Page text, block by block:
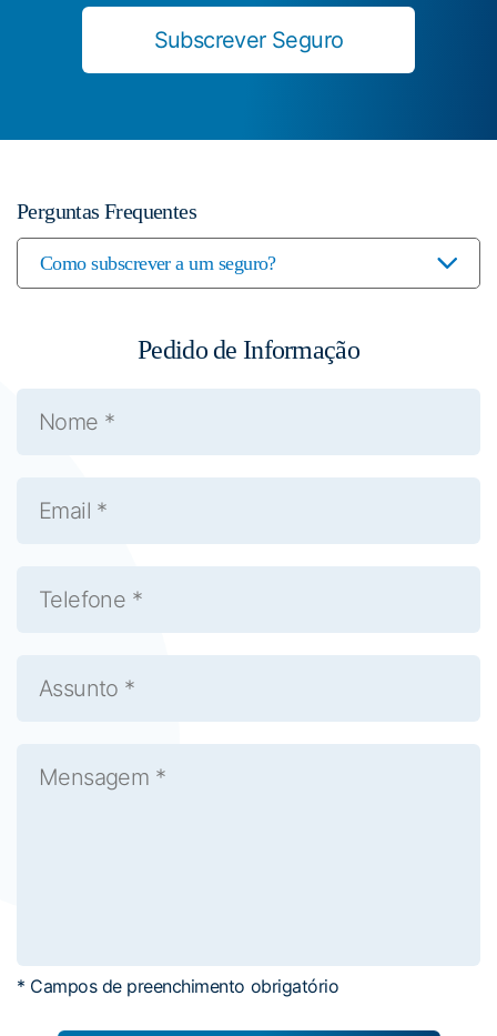
Subscrever Seguro
Perguntas Frequentes
Como subscrever a um seguro?
Submeter-se a aprovação médica, se prevista
parágrafo 2º do artigo 3º dos Estatutos.
Pedido de Informação
* Campos de preenchimento obrigatório